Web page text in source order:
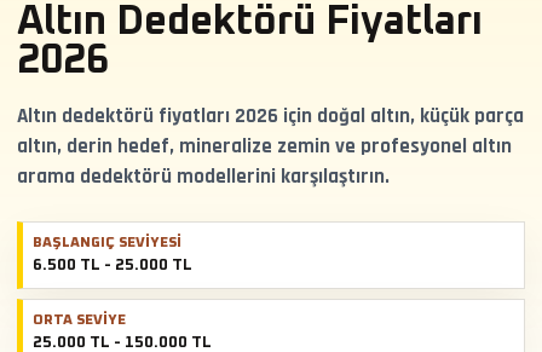
Altın Dedektörü Fiyatları
2026
Altın dedektörü fiyatları 2026 için doğal altın, küçük parça
altın, derin hedef, mineralize zemin ve profesyonel altın
arama dedektörü modellerini karşılaştırın.
BAŞLANGIÇ SEVIYESI
6.500 TL - 25.000 TL
ORTA SEVIYE
25.000 TL - 150.000 TL